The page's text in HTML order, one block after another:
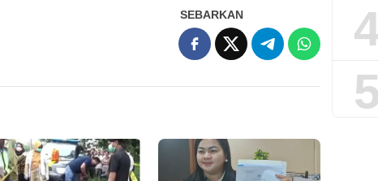
SEBARKAN 4
5